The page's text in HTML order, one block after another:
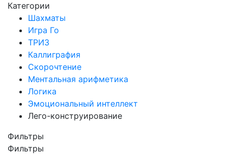
Категории
Шахматы
Игра Го
ТРИЗ
Каллиграфия
Скорочтение
Ментальная арифметика
Логика
Эмоциональный интеллект
Лего-конструирование
Фильтры
Фильтры